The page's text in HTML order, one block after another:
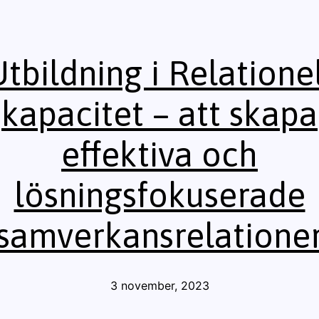
i
kapacitet – att skapa
effektiva och
lösningsfokuserade
Publicerat
3 november, 2023